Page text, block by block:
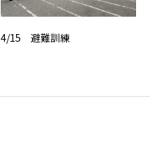
4/15 避難訓練